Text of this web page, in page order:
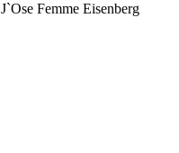
J`Ose Femme Eisenberg